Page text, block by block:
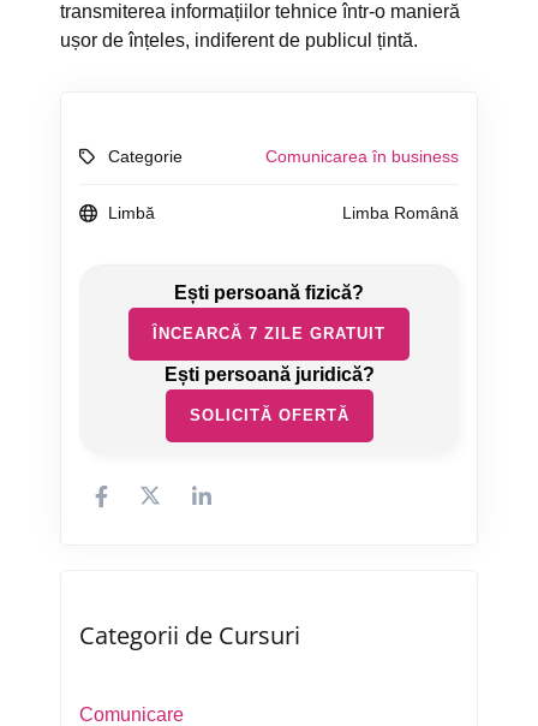
transmiterea informațiilor tehnice într-o manieră
ușor de înțeles, indiferent de publicul țintă.
Categorie Comunicarea în business
Limbă Limba Română
ÎNCEARCĂ 7 ZILE GRATUIT
SOLICITĂ OFERTĂ
Categorii de Cursuri
Comunicare